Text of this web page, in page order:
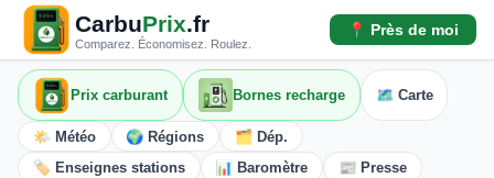
CarbuPrix.fr
Comparez. Économisez. Roulez.
📍 Près de moi
Prix carburant Bornes recharge 🗺️ Carte
🌤️ Météo 🌍 Régions
🗂️ Dép.
🏷️ Enseignes stations
📊 Baromètre 📰 Presse